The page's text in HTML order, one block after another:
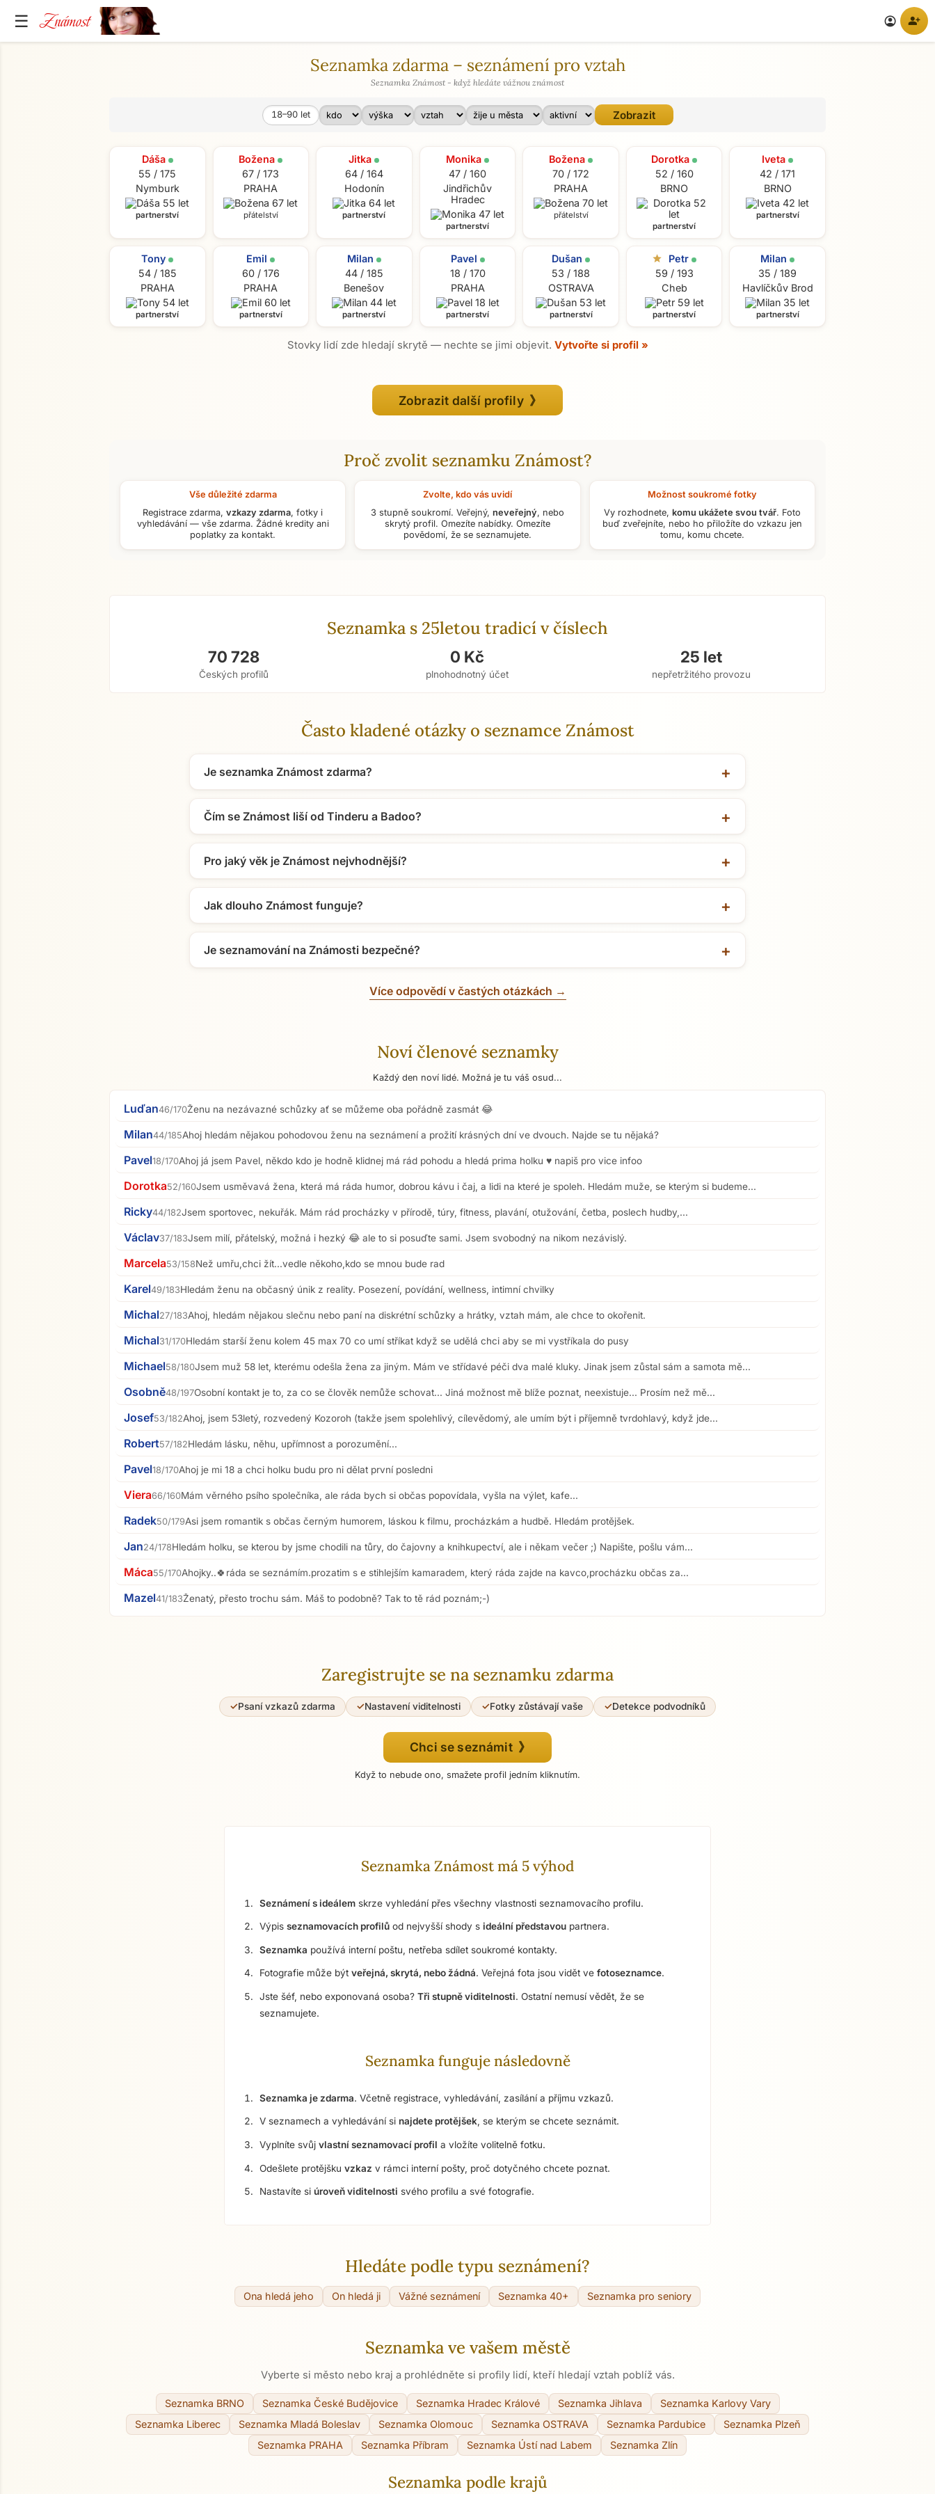
☰ Známost account_circle person_add
Seznamka zdarma – seznámení pro vztah
Seznamka Známost - když hledáte vážnou známost
Věk od
Věk do
18–90let
Pohlaví
Výška
Typ vztahu Město
Dáša
55 / 175
Nymburk
partnerství
Božena
67 / 173
PRAHA
přátelství
Jitka
64 / 164
Hodonín
partnerství
Monika
47 / 160
Jindřichův
Hradec
partnerství
Božena
70 / 172
PRAHA
přátelství
Dorotka
52 / 160
BRNO
partnerství
Iveta
42 / 171
BRNO
partnerství
Tony
54 / 185
PRAHA
partnerství
Emil
60 / 176
PRAHA
partnerství
Milan
44 / 185
Benešov
partnerství
Pavel
18 / 170
PRAHA
partnerství
Dušan
53 / 188
OSTRAVA
partnerství
star
Petr
59 / 193
Cheb
partnerství
Milan
35 / 189
Havlíčkův Brod
partnerství
Stovky lidí zde hledají skrytě — nechte se jimi objevit. Vytvořte si profil »
Zobrazit další profily 》
Proč zvolit seznamku Známost?
Vše důležité zdarma
Registrace zdarma,vzkazy zdarma, fotky i
vyhledávání — vše zdarma. Žádné kredity ani
poplatky za kontakt.
Zvolte, kdo vás uvidí
3 stupně soukromí. Veřejný, neveřejný, nebo
skrytý profil. Omezíte nabídky. Omezíte
povědomí, že se seznamujete.
Možnost soukromé fotky
Vy rozhodnete, komu ukážete svou tvář. Foto
buď zveřejníte, nebo ho přiložíte do vzkazu jen
tomu, komu chcete.
Seznamka s 25letou tradicí v číslech
70 728
Českých profilů
0 Kč
plnohodnotný účet
25 let
nepřetržitého provozu
Často kladené otázky o seznamce Známost
Je seznamka Známost zdarma?
Čím se Známost liší od Tinderu a Badoo?
Pro jaký věk je Známost nejvhodnější?
Jak dlouho Známost funguje?
Je seznamování na Známosti bezpečné?
Více odpovědí v častých otázkách →
Noví členové seznamky
Každý den noví lidé. Možná je tu váš osud...
Luďan46/170Ženu na nezávazné schůzky ať se můžeme oba pořádně zasmát 😂
Milan44/185Ahoj hledám nějakou pohodovou ženu na seznámení a prožití krásných dní ve dvouch. Najde se tu nějaká?
Pavel18/170Ahoj já jsem Pavel, někdo kdo je hodně klidnej má rád pohodu a hledá prima holku ♥️ napiš pro vice infoo
Dorotka52/160Jsem usměvavá žena, která má ráda humor, dobrou kávu i čaj, a lidi na které je spoleh. Hledám muže, se kterým si budeme...
Ricky44/182Jsem sportovec, nekuřák. Mám rád procházky v přírodě, túry, fitness, plavání, otužování, četba, poslech hudby,...
Václav37/183Jsem milí, přátelský, možná i hezký 😂 ale to si posuďte sami. Jsem svobodný na nikom nezávislý.
Marcela53/158Než umřu,chci žít...vedle někoho,kdo se mnou bude rad
Karel49/183Hledám ženu na občasný únik z reality. Posezení, povídání, wellness, intimní chvilky
Michal27/183Ahoj, hledám nějakou slečnu nebo paní na diskrétní schůzky a hrátky, vztah mám, ale chce to okořenit.
Michal31/170Hledám starší ženu kolem 45 max 70 co umí stříkat když se udělá chci aby se mi vystříkala do pusy
Michael58/180Jsem muž 58 let, kterému odešla žena za jiným. Mám ve střídavé péči dva malé kluky. Jinak jsem zůstal sám a samota mě...
Osobně48/197Osobní kontakt je to, za co se člověk nemůže schovat... Jiná možnost mě blíže poznat, neexistuje... Prosím než mě...
Josef53/182Ahoj, jsem 53letý, rozvedený Kozoroh (takže jsem spolehlivý, cílevědomý, ale umím být i příjemně tvrdohlavý, když jde...
Robert57/182Hledám lásku, něhu, upřímnost a porozumění...
Pavel18/170Ahoj je mi 18 a chci holku budu pro ni dělat první posledni
Viera66/160Mám věrného psího společníka, ale ráda bych si občas popovídala, vyšla na výlet, kafe...
Radek50/179Asi jsem romantik s občas černým humorem, láskou k filmu, procházkám a hudbě. Hledám protějšek.
Jan24/178Hledám holku, se kterou by jsme chodili na tůry, do čajovny a knihkupectví, ale i někam večer ;) Napište, pošlu vám...
Máca55/170Ahojky..🍀ráda se seznámím.prozatim s e stihlejším kamaradem, který ráda zajde na kavco,procházku občas za...
Mazel41/183Ženatý, přesto trochu sám. Máš to podobně? Tak to tě rád poznám;-)
Zaregistrujte se na seznamku zdarma
Psaní vzkazů zdarma Nastavení viditelnosti Fotky zůstávají vaše Detekce podvodníků
Chci se seznámit 》
Když to nebude ono, smažete profil jedním kliknutím.
Seznamka Známost má 5 výhod
Seznámení s ideálem skrze vyhledání přes všechny vlastnosti seznamovacího profilu.
Výpis seznamovacích profilů od nejvyšší shody s ideální představou partnera.
Seznamka používá interní poštu, netřeba sdílet soukromé kontakty.
Fotografie může být veřejná, skrytá, nebo žádná. Veřejná fota jsou vidět ve fotoseznamce.
Jste šéf, nebo exponovaná osoba? Tři stupně viditelnosti. Ostatní nemusí vědět, že se
seznamujete.
Seznamka funguje následovně
Seznamka je zdarma. Včetně registrace, vyhledávání, zasílání a příjmu vzkazů.
V seznamech a vyhledávání si najdete protějšek, se kterým se chcete seznámit.
Vyplníte svůj vlastní seznamovací profil a vložíte volitelně fotku.
Odešlete protějšku vzkaz v rámci interní pošty, proč dotyčného chcete poznat.
Nastavíte si úroveň viditelnosti svého profilu a své fotografie.
Hledáte podle typu seznámení?
Ona hledá jeho On hledá ji Vážné seznámení Seznamka 40+ Seznamka pro seniory
Seznamka ve vašem městě
Vyberte si město nebo kraj a prohlédněte si profily lidí, kteří hledají vztah poblíž vás.
Seznamka BRNO Seznamka České Budějovice Seznamka Hradec Králové Seznamka Jihlava
Seznamka Karlovy Vary
Seznamka Liberec
Seznamka Mladá Boleslav Seznamka Olomouc Seznamka OSTRAVA Seznamka Pardubice
Seznamka Plzeň
Seznamka PRAHA
Seznamka Příbram Seznamka Ústí nad Labem Seznamka Zlín
Seznamka podle krajů